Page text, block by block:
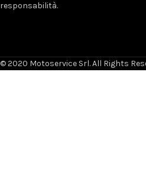
responsabilità.
© 2020 Motoservice Srl. All Rights